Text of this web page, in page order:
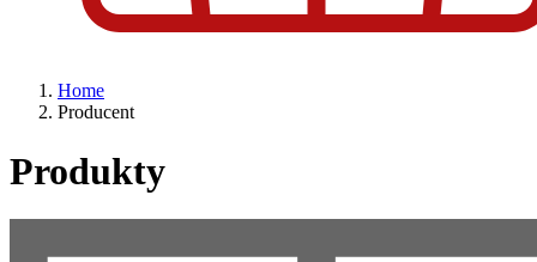
Home
Producent
Produkty